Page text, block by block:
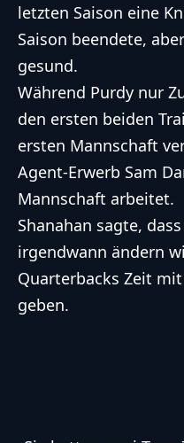
letzten Saison eine
Saison beendete,
gesund.
Während Purdy nur
den ersten beiden
ersten Mannschaft
Agent-Erwerb Sam
Mannschaft arbeitet.
Shanahan sagte,
irgendwann ändern
Quarterbacks Zeit
geben.